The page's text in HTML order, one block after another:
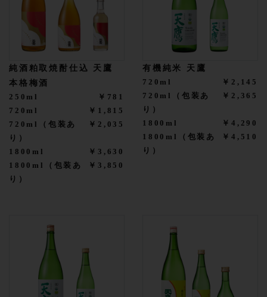
純酒粕取焼酎仕込 天鷹
本格梅酒
250ml
￥781
720ml
￥1,815
720ml（包装あ
り）
￥2,035
1800ml
￥3,630
1800ml（包装あ
り）
￥3,850
有機純米 天鷹
720ml
￥2,145
720ml（包装あ
り）
￥2,365
1800ml
￥4,290
1800ml（包装あ
り）
￥4,510